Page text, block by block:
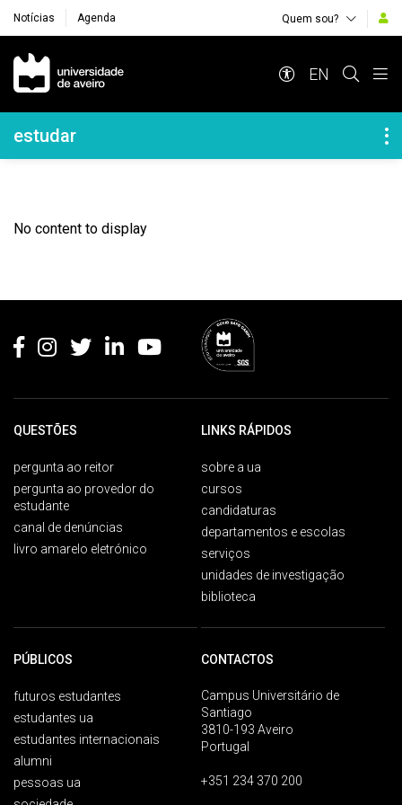
Notícias Agenda Quem sou?
Navegação Principal
EN
Navegação Lateral
estudar
No content to display
QUESTÕES
pergunta ao reitor
pergunta ao provedor do
estudante
canal de denúncias
livro amarelo eletrónico
LINKS RÁPIDOS
sobre a ua
cursos
candidaturas
departamentos e escolas
serviços
unidades de investigação
biblioteca
PÚBLICOS
futuros estudantes
estudantes ua
estudantes internacionais
alumni
pessoas ua
CONTACTOS
Campus Universitário de
Santiago
3810-193 Aveiro
Portugal
+351 234 370 200